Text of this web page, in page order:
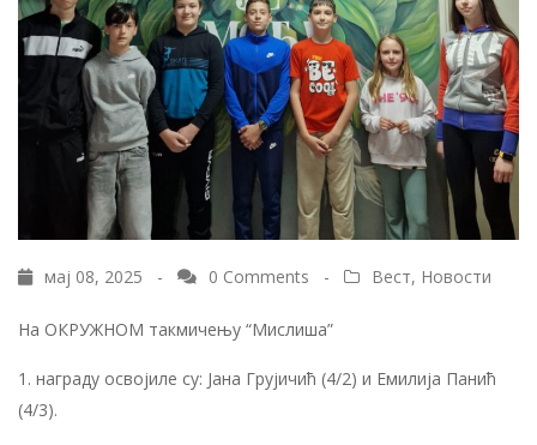
мај 08, 2025 - 0 Comments - Вест, Новости
На ОКРУЖНОМ такмичењу “Мислиша”
1. награду освојиле су: Jана Грујичић (4/2) и Емилија Панић
(4/3).